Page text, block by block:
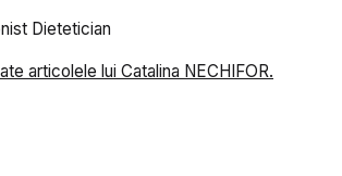
Dietetician
articolele lui Catalina NECHIFOR.